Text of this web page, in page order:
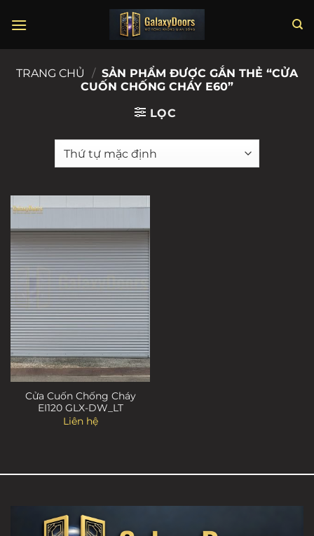
đến
TRANG CHỦ
/ SẢN PHẨM ĐƯỢC GẮN THẺ “CỬA
CUỐN CHỐNG CHÁY E60”
LỌC
Cửa Cuốn Chống Cháy
EI120 GLX-DW_LT
Liên hệ